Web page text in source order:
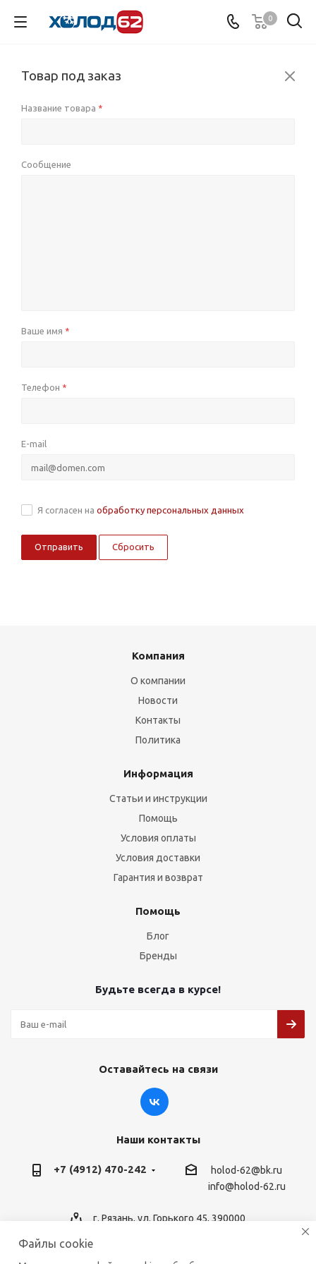
0
Товар под заказ
Название товара *
Сообщение
Ваше имя *
Телефон *
E-mail
Я согласен на обработку персональных данных
Сбросить
Компания
О компании
Новости
Контакты
Политика
Информация
Статьи и инструкции
Помощь
Условия оплаты
Условия доставки
Гарантия и возврат
Помощь
Блог
Бренды
Будьте всегда в курсе!
Оставайтесь на связи
Наши контакты
+7 (4912) 470-242
holod-62@bk.ru
info@holod-62.ru
г. Рязань, ул. Горького 45, 390000
Файлы cookie